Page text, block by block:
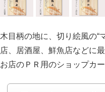
木目柄の地に、切り絵風の“
店、居酒屋、鮮魚店などに
お店のＰＲ用のショップカ